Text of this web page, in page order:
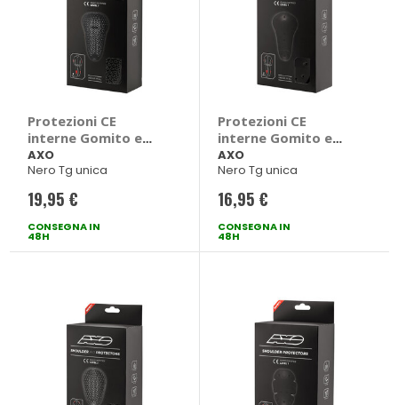
Protezioni CE
interne Gomito e
ginocchio Air - AXO
AXO
Nero Tg unica
19,95 €
CONSEGNA IN
48H
Protezioni CE
interne Gomito e
ginocchio - AXO
AXO
Nero Tg unica
16,95 €
CONSEGNA IN
48H